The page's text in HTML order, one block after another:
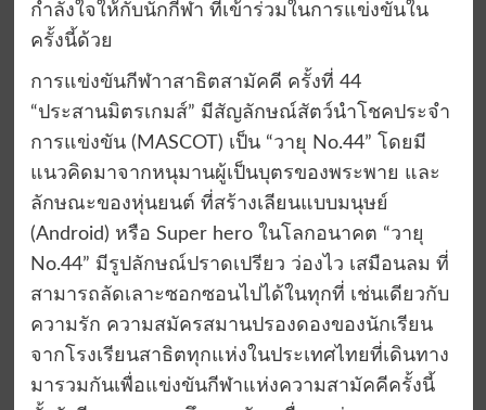
กำลังใจให้กับนักกีฬา ที่เข้าร่วมในการแข่งขันใน
ครั้งนี้ด้วย
การแข่งขันกีฬาาสาธิตสามัคคี ครั้งที่ 44
“ประสานมิตรเกมส์” มีสัญลักษณ์สัตว์นำโชคประจำ
การแข่งขัน (MASCOT) เป็น “วายุ No.44” โดยมี
แนวคิดมาจากหนุมานผู้เป็นบุตรของพระพาย และ
ลักษณะของหุ่นยนต์ ที่สร้างเลียนแบบมนุษย์
(Android) หรือ Super hero ในโลกอนาคต “วายุ
No.44” มีรูปลักษณ์ปราดเปรียว ว่องไว เสมือนลม ที่
สามารถลัดเลาะซอกซอนไปได้ในทุกที่ เช่นเดียวกับ
ความรัก ความสมัครสมานปรองดองของนักเรียน
จากโรงเรียนสาธิตทุกแห่งในประเทศไทยที่เดินทาง
มารวมกันเพื่อแข่งขันกีฬาแห่งความสามัคคีครั้งนี้